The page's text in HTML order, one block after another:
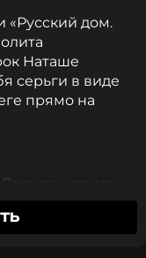
«Русский дом.
Наташе
серьги в виде
прямо на
, Лолита назвала
по-русски.